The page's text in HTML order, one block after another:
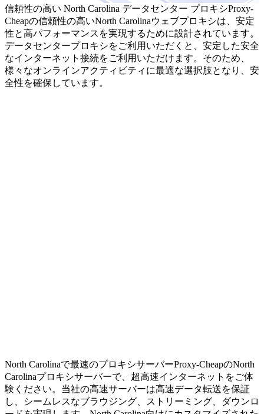
信頼性の高い North Carolina データセンター プロキシProxy-
Cheapの信頼性の高いNorth Carolinaウェブプロキシは、安定
性と高パフォーマンスを実現するために設計されています。
データセンタープロキシをご利用いただくと、安定した安全
なインターネット接続をご利用いただけます。そのため、
様々なオンラインアクティビティに最適な選択肢となり、安
全性を確保しています。
North Carolinaで最速のプロキシサーバーProxy-CheapのNorth
Carolinaプロキシサーバーで、超高速インターネットをご体
験ください。当社の高速サーバーは高速データ転送を保証
し、シームレスなブラウジング、ストリーミング、ダウンロ